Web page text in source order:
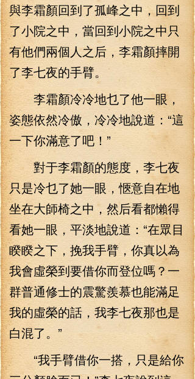
與李霜顏回到了孤峰之中，回到
了小院之中，當回到小院之中只
有他們兩個人之后，李霜顏摔開
了李七夜的手臂。
李霜顏冷冷地乜了他一眼，
姿態依然冷傲，冷冷地說道：“這
一下你滿意了吧！”
對于李霜顏的態度，李七夜
只是冷乜了她一眼，愜意自在地
坐在大師椅之中，然后看都懶得
看她一眼，平淡地說道：“在眾目
睽睽之下，挽我手臂，你真以為
我會虛榮到要借你而登位嗎？一
群普通修士的震驚羨慕也能滿足
我的虛榮的話，我李七夜那也是
白混了。”
“我手臂借你一搭，只是給你